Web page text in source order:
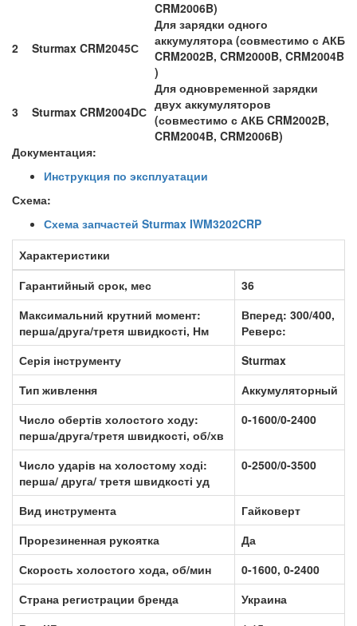
CRM2006B)
2 Sturmax CRM2045С
Для зарядки одного
аккумулятора (совместимо с АКБ
CRM2002B, CRM2000B, CRM2004B
)
3 Sturmax CRM2004DС
Для одновременной зарядки
двух аккумуляторов
(совместимо с АКБ CRM2002B,
CRM2004B, CRM2006B)
Документация:
Инструкция по эксплуатации
Схема:
Схема запчастей Sturmax IWM3202CRP
Характеристики
Гарантийный срок, мес
36
Максимальний крутний момент:
перша/друга/третя швидкості, Нм
Вперед: 300/400,
Реверс:
Серія інструменту
Sturmax
Тип живлення
Аккумуляторный
Число обертів холостого ходу:
перша/друга/третя швидкості, об/хв
0-1600/0-2400
Число ударів на холостому ході:
перша/ друга/ третя швидкості уд
0-2500/0-3500
Вид инструмента
Гайковерт
Прорезиненная рукоятка
Да
Скорость холостого хода, об/мин
0-1600, 0-2400
Страна регистрации бренда
Украина